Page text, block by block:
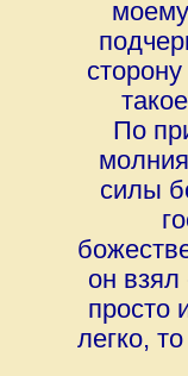
По
силы
он взял
просто
легко,